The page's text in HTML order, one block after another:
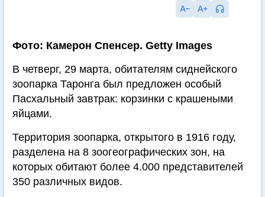
Фото: Камерон Спенсер. Getty Images
В четверг, 29 марта, обитателям сиднейского
зоопарка Таронга был предложен особый
Пасхальный завтрак: корзинки с крашеными
яйцами.
Территория зоопарка, открытого в 1916 году,
разделена на 8 зоогеографических зон, на
которых обитают более 4.000 представителей
350 различных видов.